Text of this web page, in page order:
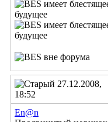
27.12.2008,
18:52
En@n